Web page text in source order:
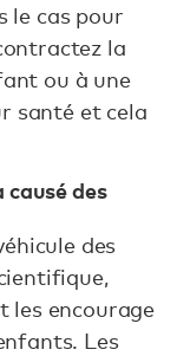
le cas pour
la
ou à une
santé et cela
des
des
les encourage
Les